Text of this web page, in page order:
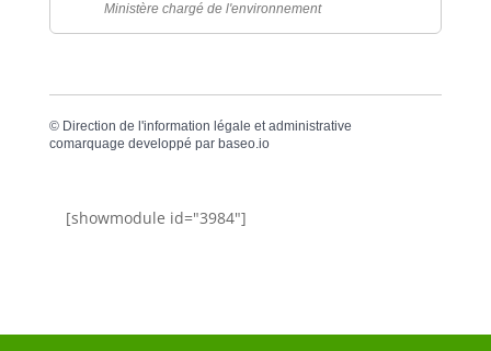
Ministère chargé de l'environnement
© Direction de l'information légale et administrative
comarquage developpé par baseo.io
[showmodule id="3984"]